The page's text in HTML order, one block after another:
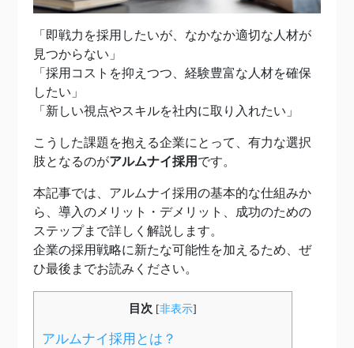
「即戦力を採用したいが、なかなか適切な人材が
見つからない」
「採用コストを抑えつつ、経験豊富な人材を確保
したい」
「新しい視点やスキルを社内に取り入れたい」
こうした課題を抱える企業にとって、有力な選択
肢となるのがアルムナイ採用 です。
本記事では、アルムナイ採用の基本的な仕組みか
ら、導入のメリット・デメリット、成功のための
ステップまで詳しく解説します。
企業の採用戦略に新たな可能性を加えるため、ぜ
ひ最後までお読みください。
目次 [非表示]
アルムナイ採用とは？